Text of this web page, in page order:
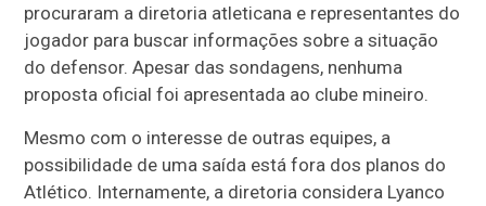
procuraram a diretoria atleticana e representantes do
jogador para buscar informações sobre a situação
do defensor. Apesar das sondagens, nenhuma
proposta oficial foi apresentada ao clube mineiro.
Mesmo com o interesse de outras equipes, a
possibilidade de uma saída está fora dos planos do
Atlético. Internamente, a diretoria considera Lyanco